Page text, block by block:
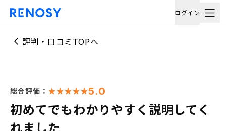
ログイン
評判・口コミTOPへ
総合評価： 5.0
初めてでもわかりやすく説明してく
れました